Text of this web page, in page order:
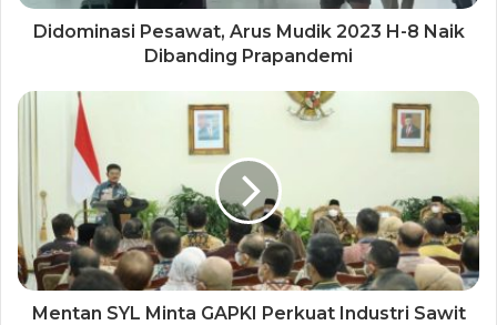
Didominasi Pesawat, Arus Mudik 2023 H-8 Naik
Dibanding Prapandemi
Mentan SYL Minta GAPKI Perkuat Industri Sawit